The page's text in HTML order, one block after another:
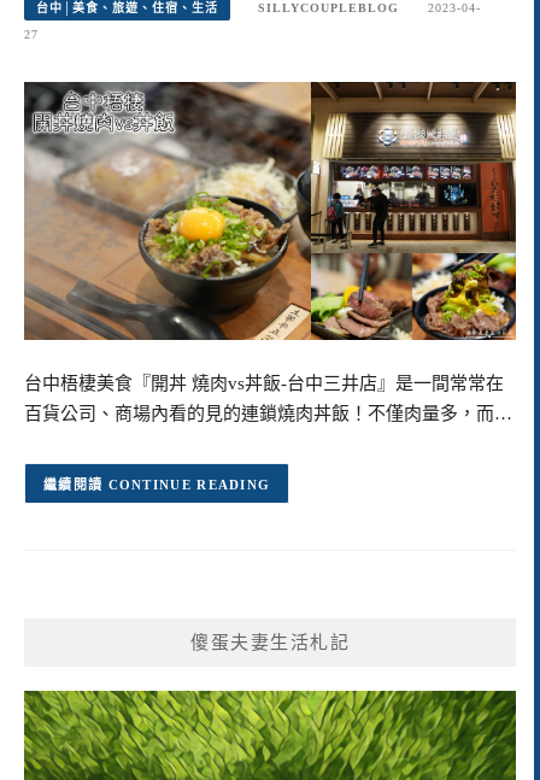
台中│美食、旅遊、住宿、生活 SILLYCOUPLEBLOG
2023-04-
27
台中梧棲美食『開丼 燒肉vs丼飯-台中三井店』是一間常常在
百貨公司、商場內看的見的連鎖燒肉丼飯！不僅肉量多，而…
CONTINUE READING
傻蛋夫妻生活札記